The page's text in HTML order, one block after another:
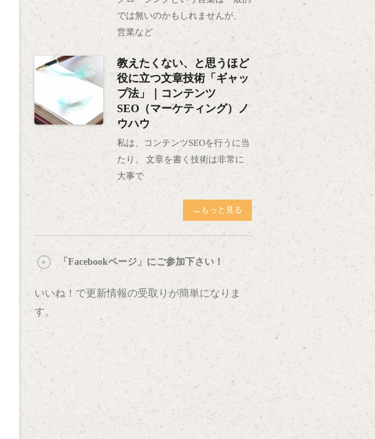
では無いのかもしれませんが、
営業など
教えたくない、と思うほど
役に立つ文章技術「ギャッ
プ法」｜コンテンツ
SEO（マーケティング）ノ
ウハウ
私は、コンテンツSEOを行うに当
たり、 文章を書く技術は非常に
大事で
→もっと見る
「Facebookページ」にご参加下さい！
いいね！で更新情報の受取りが簡単になりま
す。